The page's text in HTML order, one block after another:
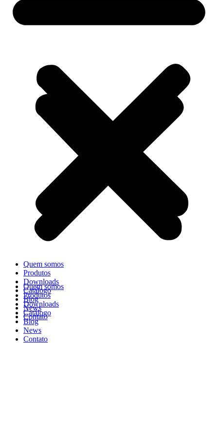
Quem somos
Produtos
Downloads
Catálogo
Blog
News
Contato
Quem somos
Produtos
Downloads
Catálogo
Blog
News
Contato